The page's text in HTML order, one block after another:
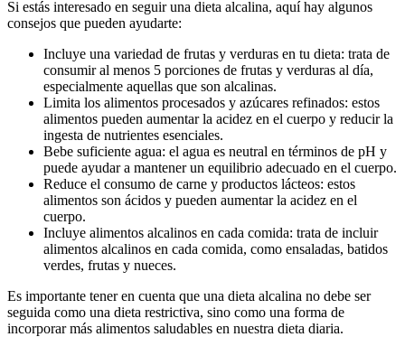
Si estás interesado en seguir una dieta alcalina, aquí hay algunos
consejos que pueden ayudarte:
Incluye una variedad de frutas y verduras en tu dieta: trata de
consumir al menos 5 porciones de frutas y verduras al día,
especialmente aquellas que son alcalinas.
Limita los alimentos procesados y azúcares refinados: estos
alimentos pueden aumentar la acidez en el cuerpo y reducir la
ingesta de nutrientes esenciales.
Bebe suficiente agua: el agua es neutral en términos de pH y
puede ayudar a mantener un equilibrio adecuado en el cuerpo.
Reduce el consumo de carne y productos lácteos: estos
alimentos son ácidos y pueden aumentar la acidez en el
cuerpo.
Incluye alimentos alcalinos en cada comida: trata de incluir
alimentos alcalinos en cada comida, como ensaladas, batidos
verdes, frutas y nueces.
Es importante tener en cuenta que una dieta alcalina no debe ser
seguida como una dieta restrictiva, sino como una forma de
incorporar más alimentos saludables en nuestra dieta diaria.